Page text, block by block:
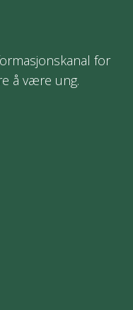
for
å være ung.